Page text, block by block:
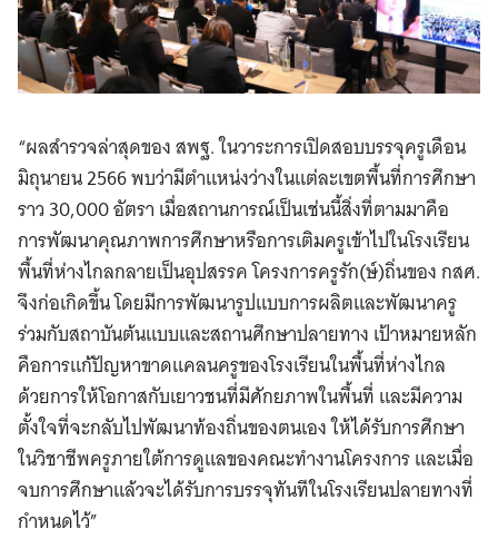
“ผลสำรวจล่าสุดของ สพฐ. ในวาระการเปิดสอบบรรจุครูเดือน
มิถุนายน 2566 พบว่ามีตำแหน่งว่างในแต่ละเขตพื้นที่การศึกษา
ราว 30,000 อัตรา เมื่อสถานการณ์เป็นเช่นนี้สิ่งที่ตามมาคือ
การพัฒนาคุณภาพการศึกษาหรือการเติมครูเข้าไปในโรงเรียน
พื้นที่ห่างไกลกลายเป็นอุปสรรค โครงการครูรัก(ษ์)ถิ่นของ กสศ.
จึงก่อเกิดขึ้น โดยมีการพัฒนารูปแบบการผลิตและพัฒนาครู
ร่วมกับสถาบันต้นแบบและสถานศึกษาปลายทาง เป้าหมายหลัก
คือการแก้ปัญหาขาดแคลนครูของโรงเรียนในพื้นที่ห่างไกล
ด้วยการให้โอกาสกับเยาวชนที่มีศักยภาพในพื้นที่ และมีความ
ตั้งใจที่จะกลับไปพัฒนาท้องถิ่นของตนเอง ให้ได้รับการศึกษา
ในวิชาชีพครูภายใต้การดูแลของคณะทำงานโครงการ และเมื่อ
จบการศึกษาแล้วจะได้รับการบรรจุทันทีในโรงเรียนปลายทางที่
กำหนดไว้”